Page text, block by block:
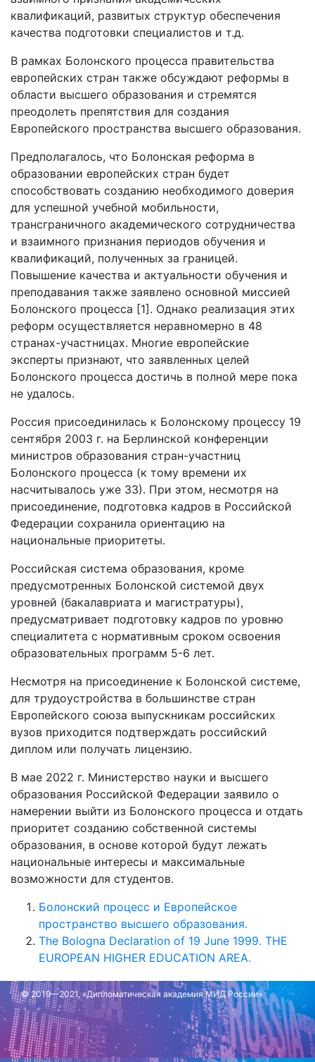
квалификаций, развитых структур обеспечения
качества подготовки специалистов и т.д.
В рамках Болонского процесса правительства
европейских стран также обсуждают реформы в
области высшего образования и стремятся
преодолеть препятствия для создания
Европейского пространства высшего образования.
Предполагалось, что Болонская реформа в
образовании европейских стран будет
способствовать созданию необходимого доверия
для успешной учебной мобильности,
трансграничного академического сотрудничества
и взаимного признания периодов обучения и
квалификаций, полученных за границей.
Повышение качества и актуальности обучения и
преподавания также заявлено основной миссией
Болонского процесса [1]. Однако реализация этих
реформ осуществляется неравномерно в 48
странах-участницах. Многие европейские
эксперты признают, что заявленных целей
Болонского процесса достичь в полной мере пока
не удалось.
Россия присоединилась к Болонскому процессу 19
сентября 2003 г. на Берлинской конференции
министров образования стран-участниц
Болонского процесса (к тому времени их
насчитывалось уже 33). При этом, несмотря на
присоединение, подготовка кадров в Российской
Федерации сохранила ориентацию на
национальные приоритеты.
Российская система образования, кроме
предусмотренных Болонской системой двух
уровней (бакалавриата и магистратуры),
предусматривает подготовку кадров по уровню
специалитета с нормативным сроком освоения
образовательных программ 5-6 лет.
Несмотря на присоединение к Болонской системе,
для трудоустройства в большинстве стран
Европейского союза выпускникам российских
вузов приходится подтверждать российский
диплом или получать лицензию.
В мае 2022 г. Министерство науки и высшего
образования Российской Федерации заявило о
намерении выйти из Болонского процесса и отдать
приоритет созданию собственной системы
образования, в основе которой будут лежать
национальные интересы и максимальные
возможности для студентов.
Болонский процесс и Европейское
пространство высшего образования.
The Bologna Declaration of 19 June 1999. THE
EUROPEAN HIGHER EDUCATION AREA.
Обновлено: 27 мая 2022 г.
© 2019—2021, «Дипломатическая академия МИД России»